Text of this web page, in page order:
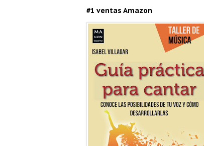
#1 ventas Amazon